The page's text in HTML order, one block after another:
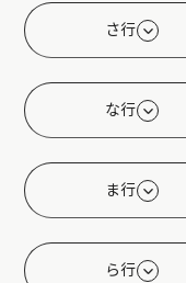
さ行
な行
ま行
ら行